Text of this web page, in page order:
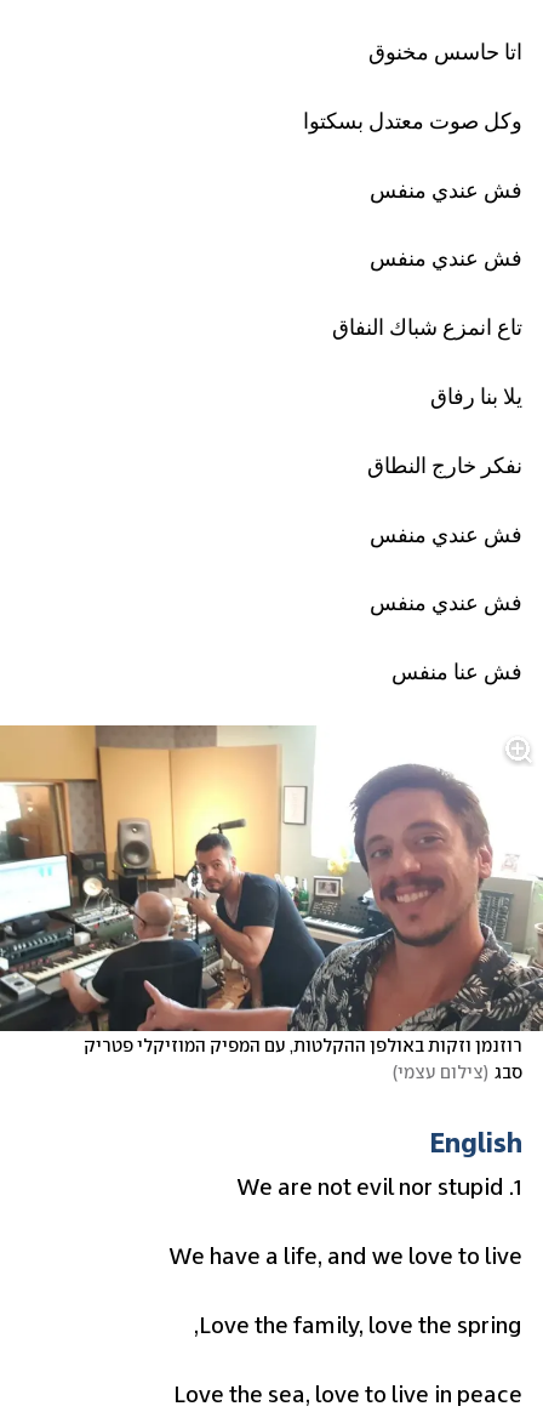
فش عندي منفس
فش عندي منفس
تاع انمزع شباك النفاق
يلا بنا رفاق
نفكر خارج النطاق
فش عندي منفس
فش عندي منفس
فش عنا منفس
סבג (צילום עצמי)
English
1. We are not evil nor stupid
We have a life, and we love to live
Love the family, love the spring,
Love the sea, love to live in peace